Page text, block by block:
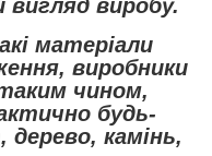
вигляд виробу.
матеріали
виробники
чином,
будь-
камінь,